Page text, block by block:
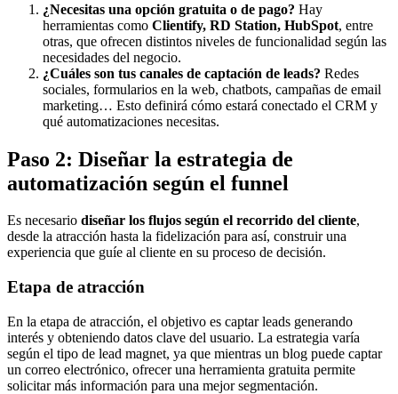
¿Necesitas una opción gratuita o de pago? Hay
herramientas como Clientify, RD Station, HubSpot, entre
otras, que ofrecen distintos niveles de funcionalidad según las
necesidades del negocio.
¿Cuáles son tus canales de captación de leads? Redes
sociales, formularios en la web, chatbots, campañas de email
marketing… Esto definirá cómo estará conectado el CRM y
qué automatizaciones necesitas.
Paso 2: Diseñar la estrategia de
automatización según el funnel
Es necesario diseñar los flujos según el recorrido del cliente,
desde la atracción hasta la fidelización para así, construir una
experiencia que guíe al cliente en su proceso de decisión.
Etapa de atracción
En la etapa de atracción, el objetivo es captar leads generando
interés y obteniendo datos clave del usuario. La estrategia varía
según el tipo de lead magnet, ya que mientras un blog puede captar
un correo electrónico, ofrecer una herramienta gratuita permite
solicitar más información para una mejor segmentación.